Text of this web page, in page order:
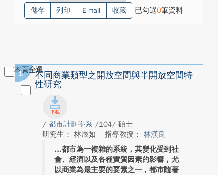
儲存 列印 E-mail 收藏 已勾選0筆資料
本頁全選
1
不同商業類型之開放空間與半開放空間特
性研究
/ 都市計劃學系 /104/ 碩士
研究生： 林辰如
指導教授： 林漢良
都市為一複雜的系統，其變化受到社
會、經濟以及各種實質因素的影響，尤
以商業為最主要的要素之一，都市隨著